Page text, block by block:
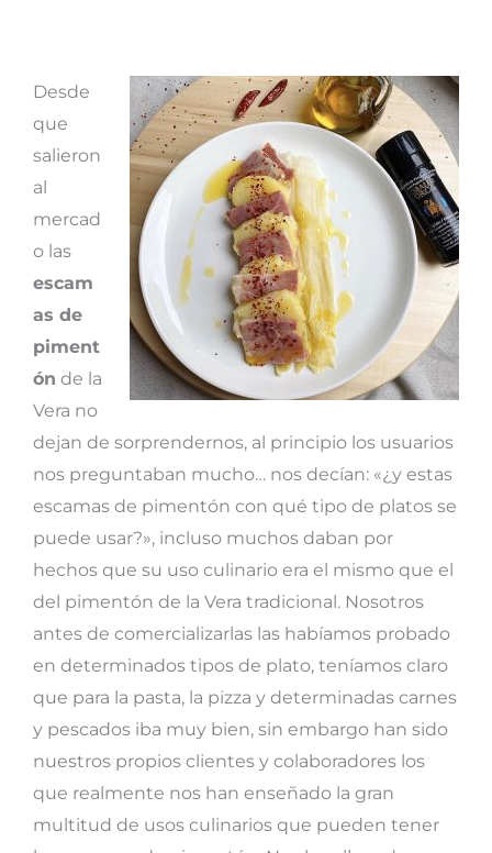
Desde
que
salieron
al
mercad
o las
escam
as de
piment
ón de la
Vera no
dejan de sorprendernos, al principio los usuarios
nos preguntaban mucho… nos decían: «¿y estas
escamas de pimentón con qué tipo de platos se
puede usar?», incluso muchos daban por
hechos que su uso culinario era el mismo que el
del pimentón de la Vera tradicional. Nosotros
antes de comercializarlas las habíamos probado
en determinados tipos de plato, teníamos claro
que para la pasta, la pizza y determinadas carnes
y pescados iba muy bien, sin embargo han sido
nuestros propios clientes y colaboradores los
que realmente nos han enseñado la gran
multitud de usos culinarios que pueden tener